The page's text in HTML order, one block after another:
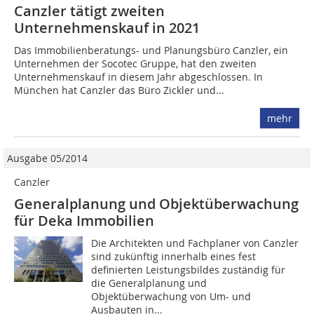
Canzler tätigt zweiten
Unternehmenskauf in 2021
Das Immobilienberatungs- und Planungsbüro Canzler, ein
Unternehmen der Socotec Gruppe, hat den zweiten
Unternehmenskauf in diesem Jahr abgeschlossen. In
München hat Canzler das Büro Zickler und...
mehr
Ausgabe 05/2014
Canzler
Generalplanung und Objektüberwachung
für Deka Immobilien
Die Architekten und Fachplaner von Canzler
sind zukünftig innerhalb eines fest
definierten Leistungsbildes zuständig für
die Generalplanung und
Objektüberwachung von Um- und
Ausbauten in...